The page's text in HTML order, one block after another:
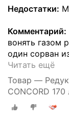
Недостатки:
Комментарий:
вонять газом
один сорван
Читать ещё
Товар —
CONCORD 170